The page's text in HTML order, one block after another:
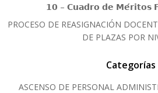
𝟭𝟬 – 𝗖𝘂𝗮𝗱𝗿𝗼 𝗱𝗲 𝗠𝗲́𝗿𝗶𝘁𝗼𝘀
PROCESO DE REASIGNACIÓN
DE PLAZAS POR
Categorías
ASCENSO DE PERSONAL